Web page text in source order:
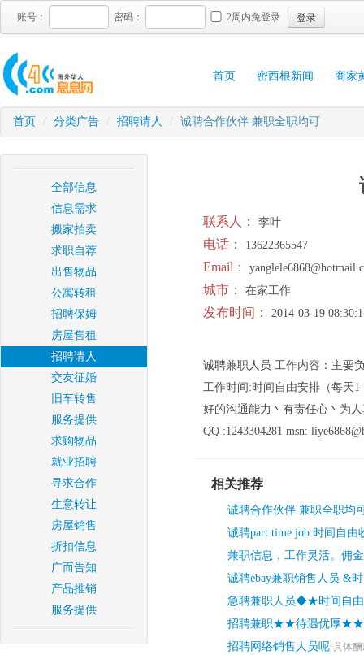
账号： 密码： 2周内免登录 登录
首页 密西根新闻 商家
首页 / 分类广告 / 招聘请人 / 诚聘合作伙伴 兼职全职均可
全部信息
信息需求
搬家拍卖
求职自荐
出售物品
公寓转租
招聘保姆
房屋售租
招聘请人
交友征婚
旧车转售
服务提供
求购物品
就业招聘
寻求合作
生意转让
房屋销售
折扣信息
广而告知
产品推销
服务提供
联系人： 李叶
电话： 13622365547
Email：
城市： 在家工作
发布时间： 2014-03-19
诚聘兼职人员 工作内容：主要
工作时间:时间自由安排（每天
好的沟通能力丶有责任心丶为
QQ :1243304281 msn:
相关推荐
诚聘合作伙伴 兼职全职均
诚聘part time job 时间自由
兼职信息，工作灵活。佣
诚聘ebay兼职销售人员 &
急聘兼职人员◆★时间自
招聘兼职★★待遇优厚★★
招聘网络销售人员呢 具体